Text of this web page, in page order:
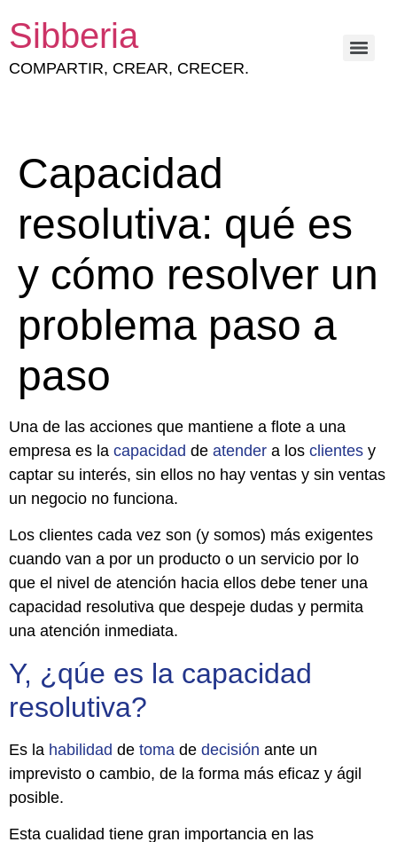
Sibberia
COMPARTIR, CREAR, CRECER.
Capacidad
resolutiva: qué es
y cómo resolver un
problema paso a
paso
Una de las acciones que mantiene a flote a una
empresa es la capacidad de atender a los clientes y
captar su interés, sin ellos no hay ventas y sin ventas
un negocio no funciona.
Los clientes cada vez son (y somos) más exigentes
cuando van a por un producto o un servicio por lo
que el nivel de atención hacia ellos debe tener una
capacidad resolutiva que despeje dudas y permita
una atención inmediata.
Y, ¿qúe es la capacidad
resolutiva?
Es la habilidad de toma de decisión ante un
imprevisto o cambio, de la forma más eficaz y ágil
posible.
Esta cualidad tiene gran importancia en las